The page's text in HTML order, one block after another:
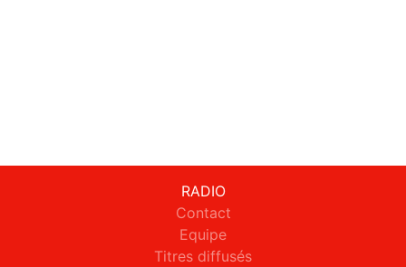
RADIO
Contact
Equipe
Titres diffusés